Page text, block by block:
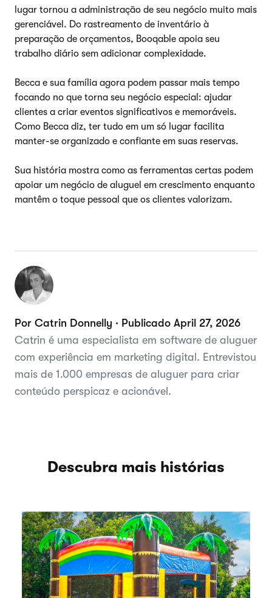
lugar tornou a administração de seu negócio muito mais
gerenciável. Do rastreamento de inventário à
preparação de orçamentos, Booqable apoia seu
trabalho diário sem adicionar complexidade.
Becca e sua família agora podem passar mais tempo
focando no que torna seu negócio especial: ajudar
clientes a criar eventos significativos e memoráveis.
Como Becca diz, ter tudo em um só lugar facilita
manter-se organizado e confiante em suas reservas.
Sua história mostra como as ferramentas certas podem
apoiar um negócio de aluguel em crescimento enquanto
mantêm o toque pessoal que os clientes valorizam.
Por Catrin Donnelly · Publicado April 27, 2026
Catrin é uma especialista em software de aluguer
com experiência em marketing digital. Entrevistou
mais de 1.000 empresas de aluguer para criar
conteúdo perspicaz e acionável.
Descubra mais histórias